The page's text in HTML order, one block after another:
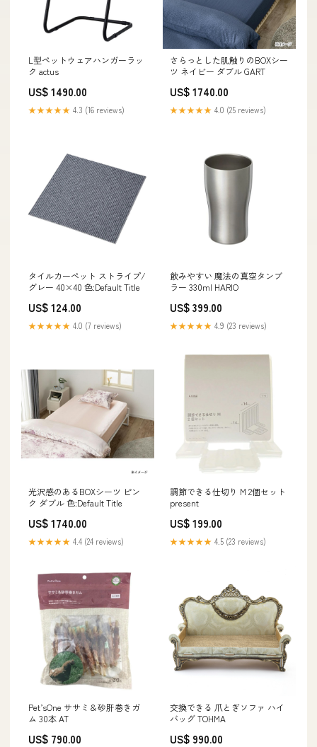
L型ペットウェアハンガーラッ
ク actus
US$ 1490.00
★★★★★ 4.3 (16 reviews)
さらっとした肌触りのBOXシー
ツ ネイビー ダブル GART
US$ 1740.00
★★★★★ 4.0 (25 reviews)
タイルカーペット ストライプ/
グレー 40×40 色:Default Title
US$ 124.00
★★★★★ 4.0 (7 reviews)
飲みやすい 魔法の真空タンブ
ラー 330ml HARIO
US$ 399.00
★★★★★ 4.9 (23 reviews)
光沢感のあるBOXシーツ ピン
ク ダブル 色:Default Title
US$ 1740.00
★★★★★ 4.4 (24 reviews)
調節できる仕切り M 2個セット
present
US$ 199.00
★★★★★ 4.5 (23 reviews)
Pet’sOne ササミ＆砂肝巻きガ
ム 30本 AT
US$ 790.00
交換できる 爪とぎソファ ハイ
バッグ TOHMA
US$ 990.00